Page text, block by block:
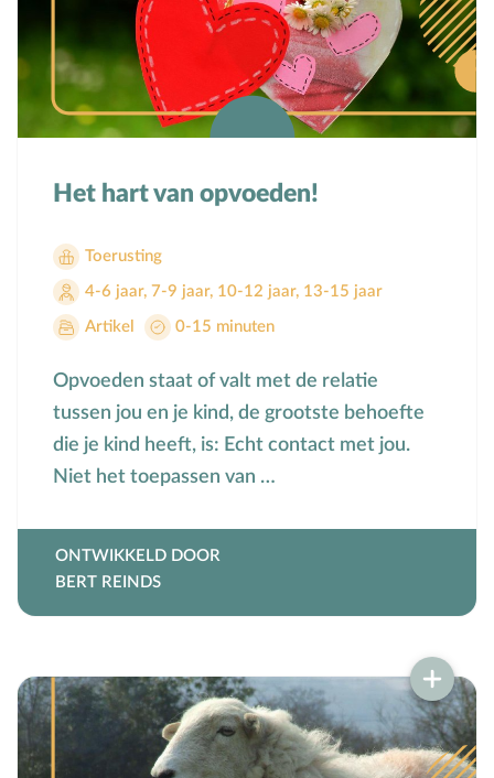
Het hart van opvoeden!
Toerusting
4-6 jaar, 7-9 jaar, 10-12 jaar, 13-15 jaar
Artikel 0-15 minuten
Opvoeden staat of valt met de relatie
tussen jou en je kind, de grootste behoefte
die je kind heeft, is: Echt contact met jou.
Niet het toepassen van …
ONTWIKKELD DOOR
BERT REINDS